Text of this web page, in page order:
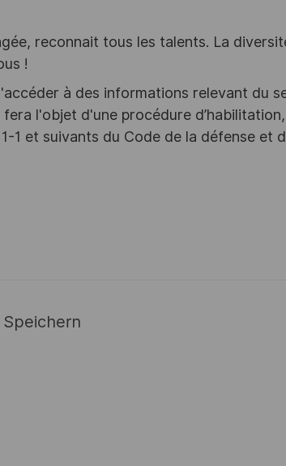
reconnait tous les talents. La
!
à des informations relevant du
l'objet d'une procédure
1 et suivants du Code de la défense et
Speichern